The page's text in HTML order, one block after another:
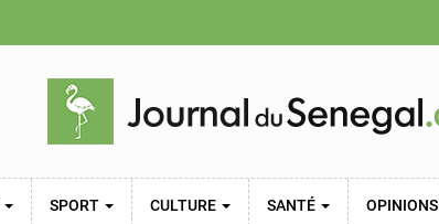
SPORT CULTURE SANTÉ OPINIONS